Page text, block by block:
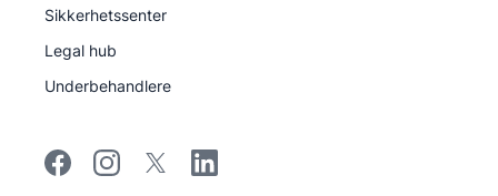
Sikkerhetssenter
Legal hub
Underbehandlere